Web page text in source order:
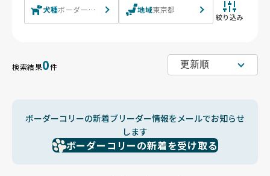
犬種ボーダーコリー 地域東京都
絞り込み
検索結果0件
ボーダーコリーの新着ブリーダー情報をメールでお知らせ
します
ボーダーコリーの新着を受け取る